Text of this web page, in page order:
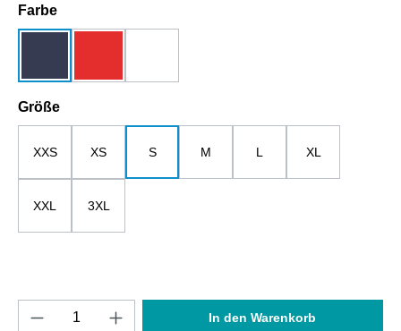
Farbeauswählen
Größeauswählen
XXS XS S M L XL
XXL 3XL
Produkt Anzahl: Gib den gewünschten
In den Warenkorb